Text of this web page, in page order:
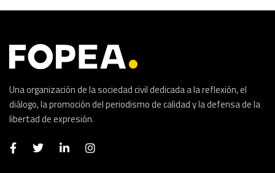
Una organización de la sociedad civil dedicada a la reflexión, el
diálogo, la promoción del periodismo de calidad y la defensa de la
libertad de expresión.